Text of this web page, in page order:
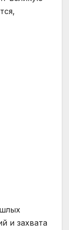
и захвата